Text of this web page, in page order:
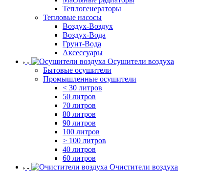
Теплогенераторы
Тепловые насосы
Воздух-Воздух
Воздух-Вода
Грунт-Вода
Аксессуары
Осушители воздуха
Бытовые осушители
Промышленные осушители
< 30 литров
50 литров
70 литров
80 литров
90 литров
100 литров
> 100 литров
40 литров
60 литров
Очистители воздуха